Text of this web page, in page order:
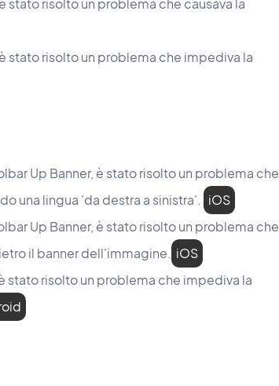
risolto un problema che causava la
stato risolto un problema che impediva la
Up Banner, è stato risolto un problema che
una lingua 'da destra a sinistra'. iOS
Up Banner, è stato risolto un problema che
il banner dell'immagine. iOS
stato risolto un problema che impediva la